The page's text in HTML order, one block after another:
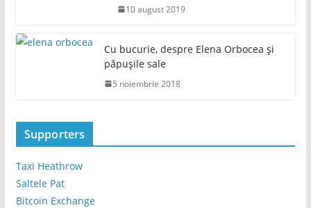
10 august 2019
Cu bucurie, despre Elena Orbocea și
păpușile sale
5 noiembrie 2018
Supporters
Taxi Heathrow
Saltele Pat
Bitcoin Exchange